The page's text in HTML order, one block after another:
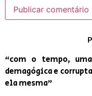
“com o tempo,
demagógica e
ela mesma”